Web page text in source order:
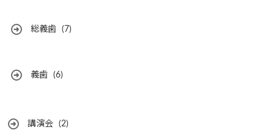
総義歯 (7)
義歯 (6)
講演会 (2)